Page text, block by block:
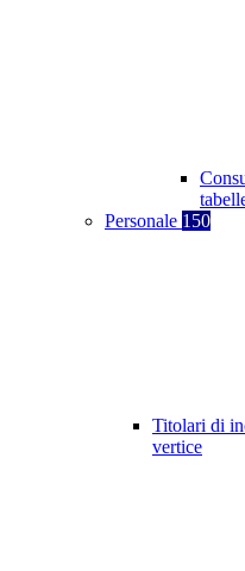
Personale 150
Titolari di
vertice